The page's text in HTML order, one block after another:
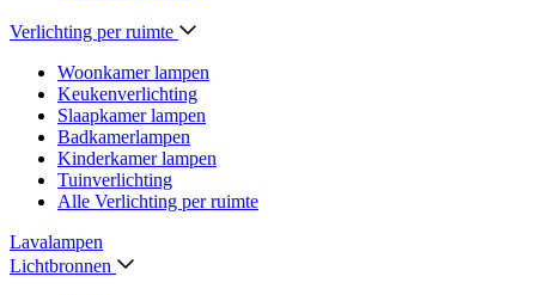
Verlichting per ruimte
Woonkamer lampen
Keukenverlichting
Slaapkamer lampen
Badkamerlampen
Kinderkamer lampen
Tuinverlichting
Alle Verlichting per ruimte
Lavalampen
Lichtbronnen